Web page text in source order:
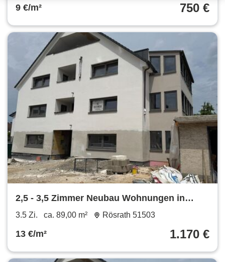
9 €/m² 750 €
2,5 - 3,5 Zimmer Neubau Wohnungen in
Rösrath TOP Anbindung Nahe Autobahn
3.5 Zi. ca. 89,00 m² Rösrath 51503
13 €/m² 1.170 €